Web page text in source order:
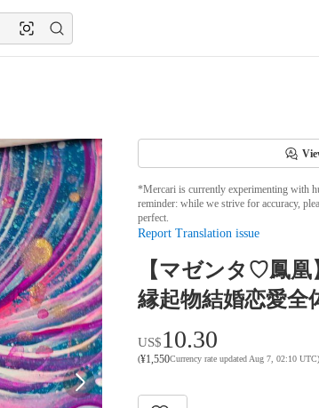
*Mercari is currently experimenting with
reminder: while we strive for accuracy,
perfect.
Report Translation issue
【マゼンタ♡鳳凰
縁起物結婚恋愛全
US$10.30
(¥1,550Currency rate updated Aug 7, 02:10 UTC)